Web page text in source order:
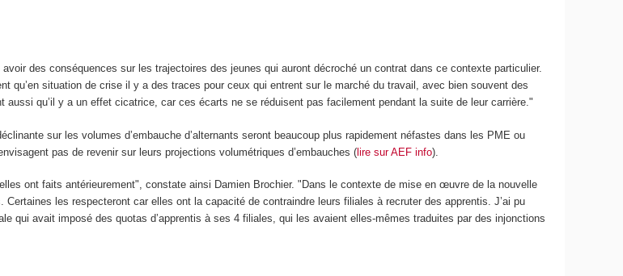
des conséquences sur les trajectoires des jeunes qui auront décroché un contrat dans ce contexte particulier.
qu’en situation de crise il y a des traces pour ceux qui entrent sur le marché du travail, avec bien souvent des
qu’il y a un effet cicatrice, car ces écarts ne se réduisent pas facilement pendant la suite de leur carrière."
sur les volumes d’embauche d’alternants seront beaucoup plus rapidement néfastes dans les PME ou
pas de revenir sur leurs projections volumétriques d’embauches ( lire sur AEF info).
ont faits antérieurement", constate ainsi Damien Brochier. "Dans le contexte de mise en œuvre de la nouvelle
les respecteront car elles ont la capacité de contraindre leurs filiales à recruter des apprentis. J’ai pu
qui avait imposé des quotas d’apprentis à ses 4 filiales, qui les avaient elles-mêmes traduites par des injonctions